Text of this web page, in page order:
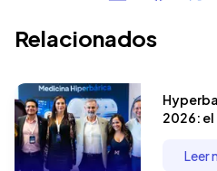
Relacionados
2026: el
la Leer